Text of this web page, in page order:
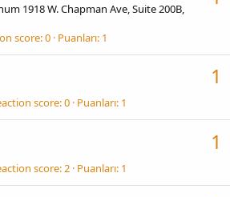
1918 W. Chapman Ave, Suite 200B,
score 0 Puanları 1
1
score 0 Puanları 1
1
score 2 Puanları 1